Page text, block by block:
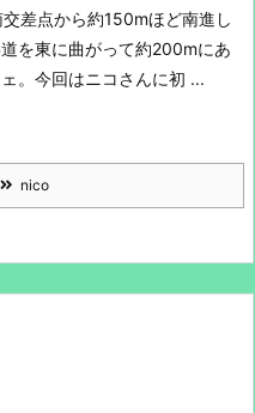
差点から約150mほど南進し
を東に曲がって約200mにあ
。 今回はニコさんに初 ...
nico